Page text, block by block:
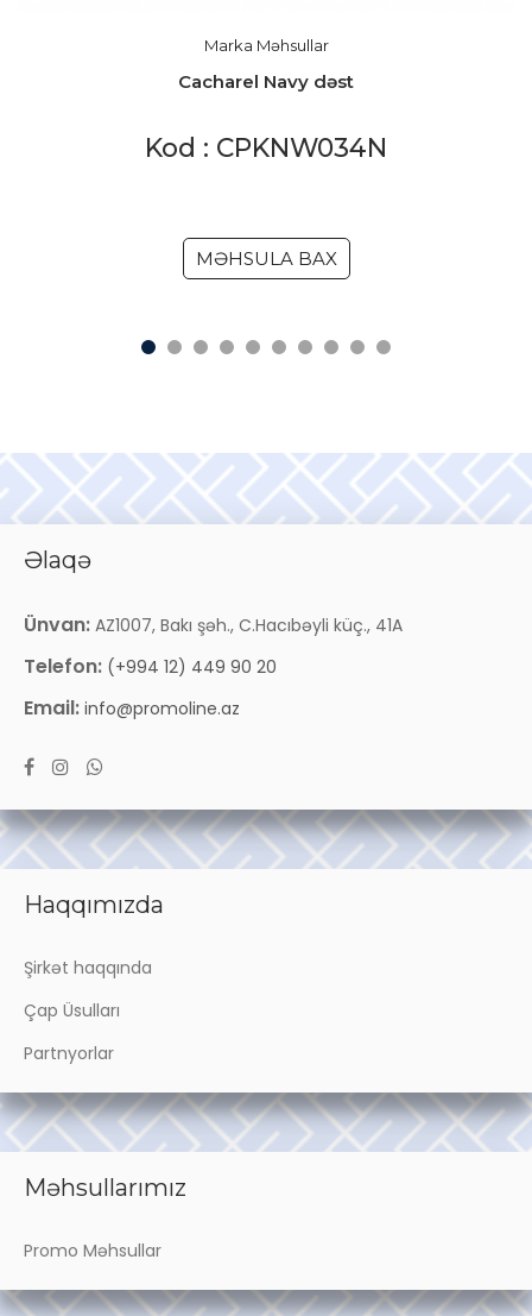
Marka Məhsullar
Cacharel Navy dəst
Kod : CPKNW034N
MƏHSULA BAX
Əlaqə
Ünvan: AZ1007, Bakı şəh., C.Hacıbəyli küç., 41A
Telefon: (+994 12) 449 90 20
Email: info@promoline.az
Haqqımızda
Şirkət haqqında
Çap Üsulları
Partnyorlar
Məhsullarımız
Promo Məhsullar